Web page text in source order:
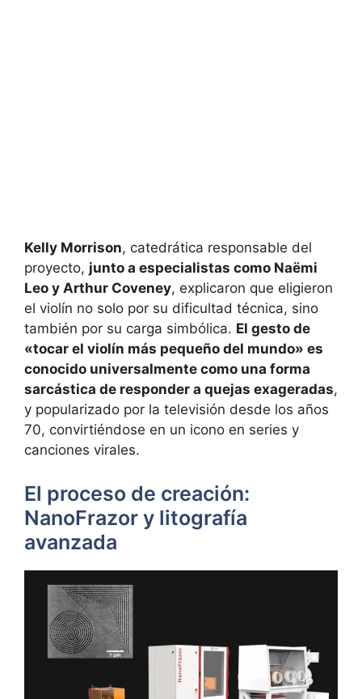
Kelly Morrison, catedrática responsable del
proyecto, junto a especialistas como Naëmi
Leo y Arthur Coveney, explicaron que eligieron
el violín no solo por su dificultad técnica, sino
también por su carga simbólica. El gesto de
«tocar el violín más pequeño del mundo» es
conocido universalmente como una forma
sarcástica de responder a quejas exageradas,
y popularizado por la televisión desde los años
70, convirtiéndose en un icono en series y
canciones virales.
El proceso de creación:
NanoFrazor y litografía
avanzada